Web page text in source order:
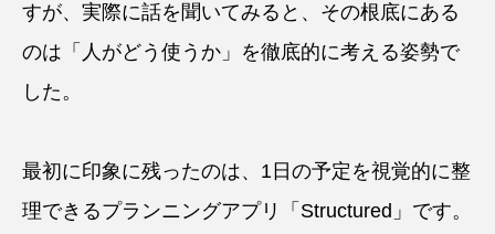
すが、実際に話を聞いてみると、その根底にある
のは「人がどう使うか」を徹底的に考える姿勢で
した。
最初に印象に残ったのは、1日の予定を視覚的に整
理できるプランニングアプリ「Structured」です。